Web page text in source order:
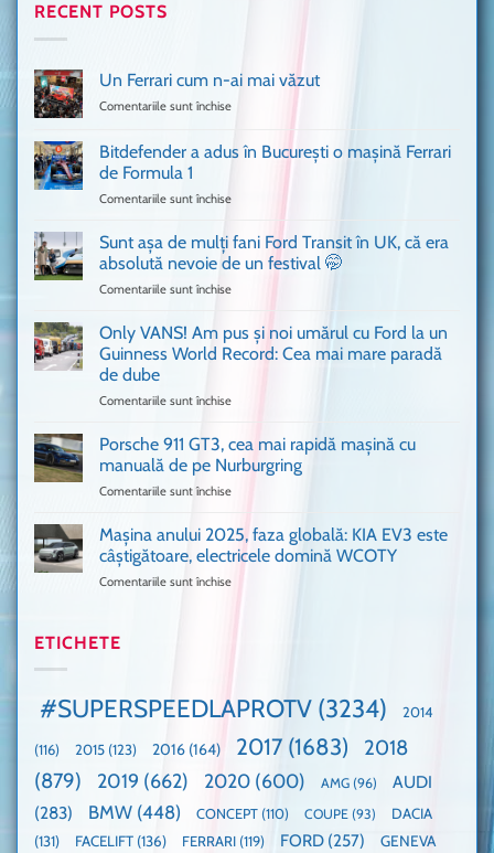
RECENT POSTS
Un Ferrari cum n-ai mai văzut
Comentariile sunt închise
Ferrari
cum
văzut
Bitdefender a adus în București o mașină Ferrari
de Formula 1
Comentariile sunt închise
a
adus
în
mașină
Ferrari
Sunt așa de mulți fani Ford Transit în UK, că era
absolută nevoie de un festival 🤭
Comentariile sunt închise
așa
de
mulți
în
UK,
că
nevoie
de
Only VANS! Am pus și noi umărul cu Ford la un
Guinness World Record: Cea mai mare paradă
de dube
Comentariile sunt închise
VANS!
Am
pus
umărul
cu
mai
mare
paradă
de
dube
Porsche 911 GT3, cea mai rapidă mașină cu
manuală de pe Nurburgring
Comentariile sunt închise
911
GT3,
cea
pe
Nurburgring
Mașina anului 2025, faza globală: KIA EV3 este
câștigătoare, electricele domină WCOTY
Comentariile sunt închise
EV3
câștigătoare,
electricele
domină
WCOTY
ETICHETE
#SUPERSPEEDLAPROTV (3234) 2014
(116) 2015 (123) 2016 (164) 2017 (1683)
2018
(879)
2019 (662) 2020 (600) AMG (96)
AUDI
(283)
BMW (448) CONCEPT (110) COUPE (93)
DACIA
(131)
FACELIFT (136) FERRARI (119) FORD (257)
GENEVA